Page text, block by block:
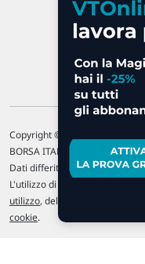
Copyright © 1996-2026
BORSA ITALIANA Quotazioni
Dati differiti di 15 min. (fonte
L'utilizzo di questo sito
utilizzo, del
cookie.